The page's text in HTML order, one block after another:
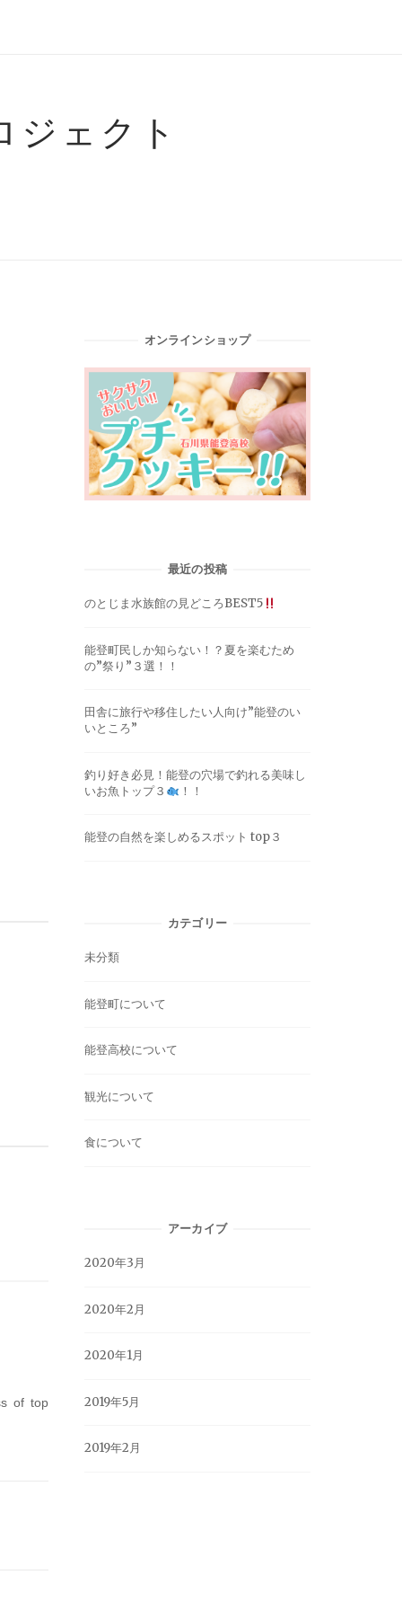
ジェクト
of top
オンラインショップ
最近の投稿
のとじま水族館の見どころBEST5
能登町民しか知らない！？夏を楽むため
の”祭り”３選！！
田舎に旅行や移住したい人向け”能登のい
いところ”
釣り好き必見！能登の穴場で釣れる美味し
いお魚トップ３
！！
能登の自然を楽しめるスポット top３
カテゴリー
未分類
能登町について
能登高校について
観光について
食について
アーカイブ
2020年3月
2020年2月
2020年1月
2019年5月
2019年2月